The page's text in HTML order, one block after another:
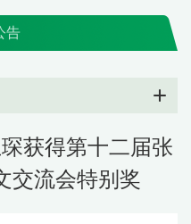
告
获得第十二届张
交流会特别奖